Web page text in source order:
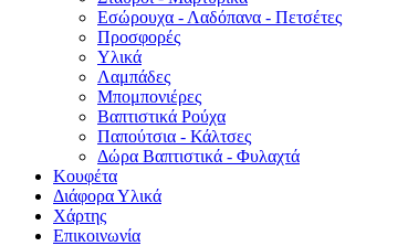
Εσώρουχα - Λαδόπανα - Πετσέτες
Προσφορές
Υλικά
Λαμπάδες
Μπομπονιέρες
Βαπτιστικά Ρούχα
Παπούτσια - Κάλτσες
Δώρα Βαπτιστικά - Φυλαχτά
Κουφέτα
Διάφορα Υλικά
Χάρτης
Επικοινωνία